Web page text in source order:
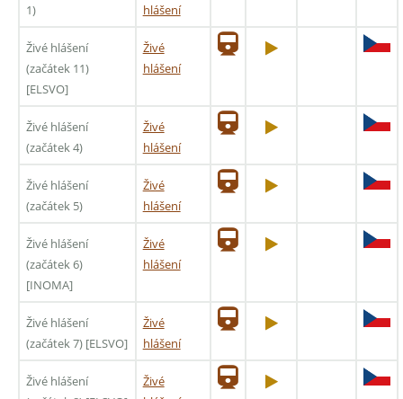
1)
hlášení
Živé hlášení
(začátek 11)
[ELSVO]
Živé
hlášení
Živé hlášení
(začátek 4)
Živé
hlášení
Živé hlášení
(začátek 5)
Živé
hlášení
Živé hlášení
(začátek 6)
[INOMA]
Živé
hlášení
Živé hlášení
(začátek 7) [ELSVO]
Živé
hlášení
Živé hlášení
Živé